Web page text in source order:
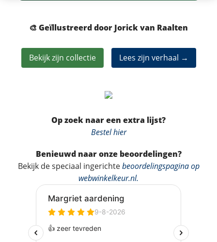
🎨 Geïllustreerd door Jorick van Raalten
Bekijk zijn collectie Lees zijn verhaal →
Op zoek naar een extra lijst?
Bestel hier
Benieuwd naar onze beoordelingen?
Bekijk de speciaal ingerichtebeoordelingspagina op
webwinkelkeur.nl.